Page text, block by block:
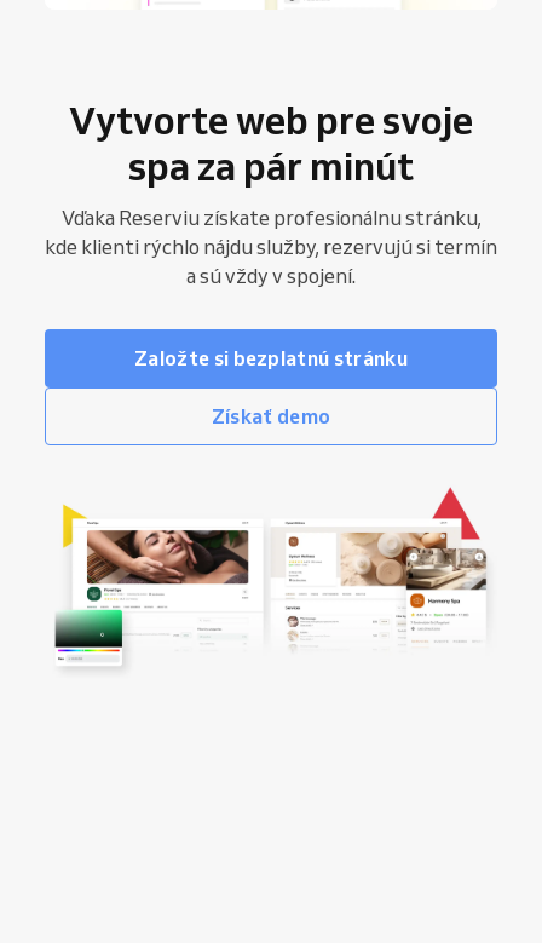
Vytvorte web pre svoje
spa za pár minút
Vďaka Reserviu získate profesionálnu stránku,
kde klienti rýchlo nájdu služby, rezervujú si termín
a sú vždy v spojení.
Založte si bezplatnú stránku
Získať demo